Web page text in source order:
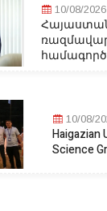
10/08/2026
10/08/
Haigazian
Science